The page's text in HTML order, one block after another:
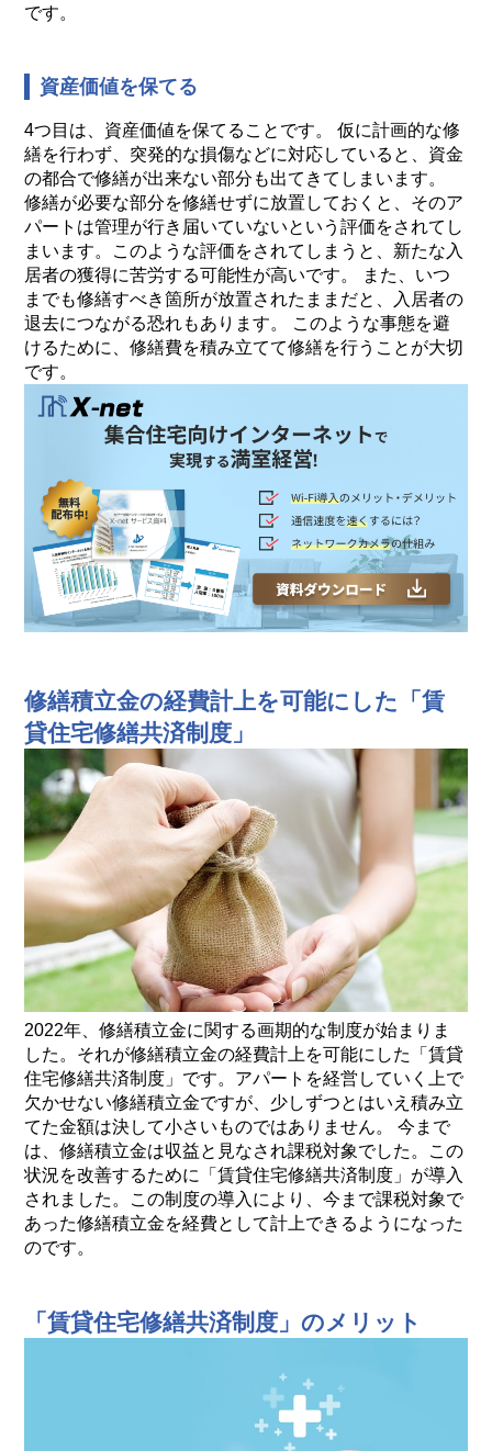
です。
資産価値を保てる
4つ目は、資産価値を保てることです。 仮に計画的な修
繕を行わず、突発的な損傷などに対応していると、資金
の都合で修繕が出来ない部分も出てきてしまいます。
修繕が必要な部分を修繕せずに放置しておくと、そのア
パートは管理が行き届いていないという評価をされてし
まいます。このような評価をされてしまうと、新たな入
居者の獲得に苦労する可能性が高いです。 また、いつ
までも修繕すべき箇所が放置されたままだと、入居者の
退去につながる恐れもあります。 このような事態を避
けるために、修繕費を積み立てて修繕を行うことが大切
です。
修繕積立金の経費計上を可能にした「賃
貸住宅修繕共済制度」
2022年、修繕積立金に関する画期的な制度が始まりま
した。それが修繕積立金の経費計上を可能にした「賃貸
住宅修繕共済制度」です。アパートを経営していく上で
欠かせない修繕積立金ですが、少しずつとはいえ積み立
てた金額は決して小さいものではありません。 今まで
は、修繕積立金は収益と見なされ課税対象でした。この
状況を改善するために「賃貸住宅修繕共済制度」が導入
されました。この制度の導入により、今まで課税対象で
あった修繕積立金を経費として計上できるようになった
のです。
「賃貸住宅修繕共済制度」のメリット